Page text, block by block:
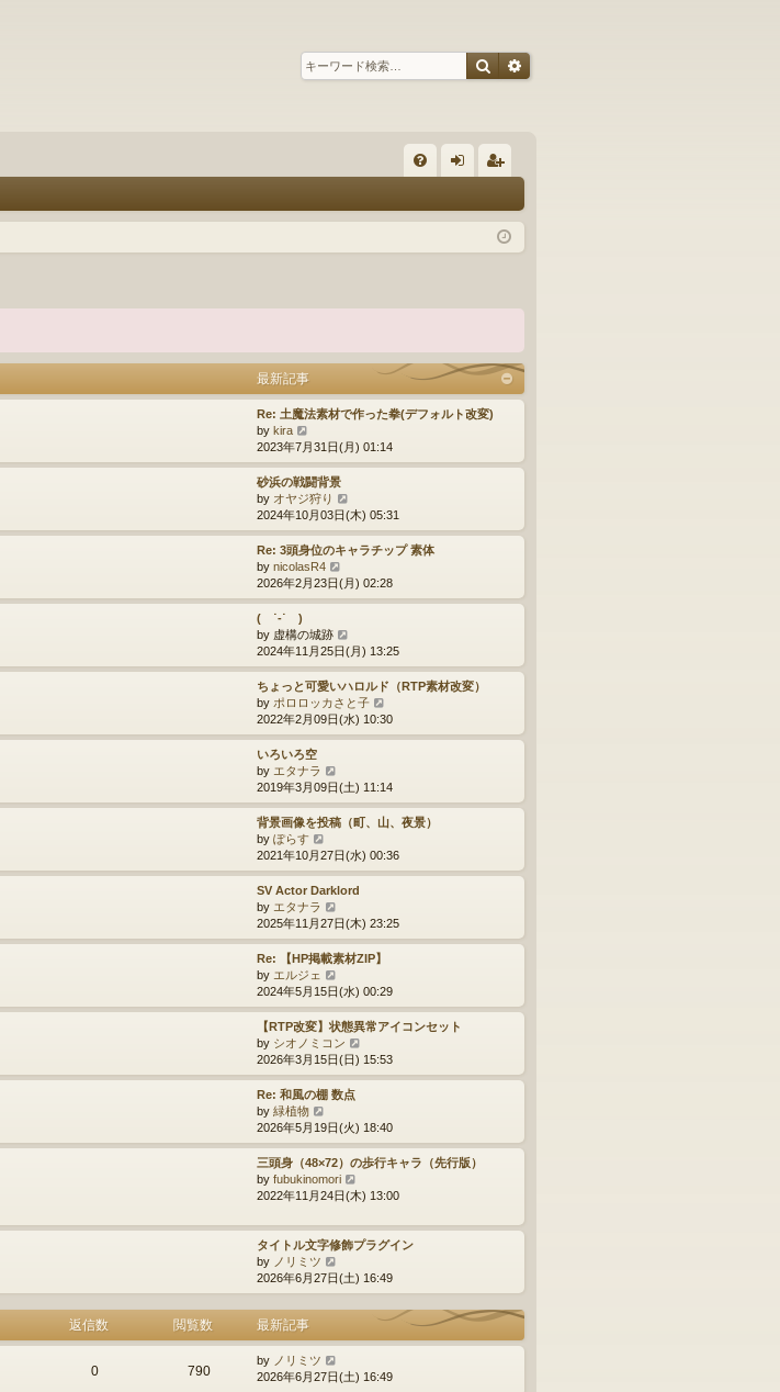
検索 詳細検索
Q イ ザ
最新記事
Re: 土魔法素材で作った拳(デフォルト改変)
by kira
新
記
事
2023年7月31日(月) 01:14
砂浜の戦闘背景
by オヤジ狩り
新
記
事
2024年10月03日(木) 05:31
Re: 3頭身位のキャラチップ 素体
by nicolasR4
新
記
2026年2月23日(月) 02:28
( ˙-˙ )
by 虚構の城跡
新
記
事
2024年11月25日(月) 13:25
ちょっと可愛いハロルド（RTP素材改変）
by ポロロッカさと子
新
記
2022年2月09日(水) 10:30
いろいろ空
by エタナラ
新
記
事
2019年3月09日(土) 11:14
背景画像を投稿（町、山、夜景）
by ぽらす
新
記
事
2021年10月27日(水) 00:36
SV Actor Darklord
by エタナラ
新
記
事
2025年11月27日(木) 23:25
Re: 【HP掲載素材ZIP】
by エルジェ
新
記
事
2024年5月15日(水) 00:29
【RTP改変】状態異常アイコンセット
by シオノミコン
新
記
2026年3月15日(日) 15:53
Re: 和風の棚 数点
by 緑植物
新
記
事
2026年5月19日(火) 18:40
三頭身（48×72）の歩行キャラ（先行版）
by fubukinomori
新
事
2022年11月24日(木) 13:00
タイトル文字修飾プラグイン
by ノリミツ
新
記
事
2026年6月27日(土) 16:49
返信数 閲覧数 最新記事
0 790
by ノリミツ
2026年6月27日(土) 16:49